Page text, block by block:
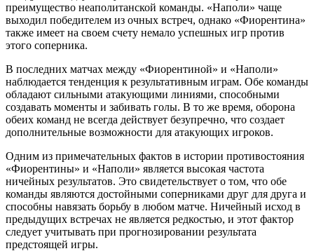
преимущество неаполитанской команды. «Наполи» чаще
выходил победителем из очных встреч, однако «Фиорентина»
также имеет на своем счету немало успешных игр против
этого соперника.
В последних матчах между «Фиорентиной» и «Наполи»
наблюдается тенденция к результативным играм. Обе команды
обладают сильными атакующими линиями, способными
создавать моменты и забивать голы. В то же время, оборона
обеих команд не всегда действует безупречно, что создает
дополнительные возможности для атакующих игроков.
Одним из примечательных фактов в истории противостояния
«Фиорентины» и «Наполи» является высокая частота
ничейных результатов. Это свидетельствует о том, что обе
команды являются достойными соперниками друг для друга и
способны навязать борьбу в любом матче. Ничейный исход в
предыдущих встречах не является редкостью, и этот фактор
следует учитывать при прогнозировании результата
предстоящей игры.